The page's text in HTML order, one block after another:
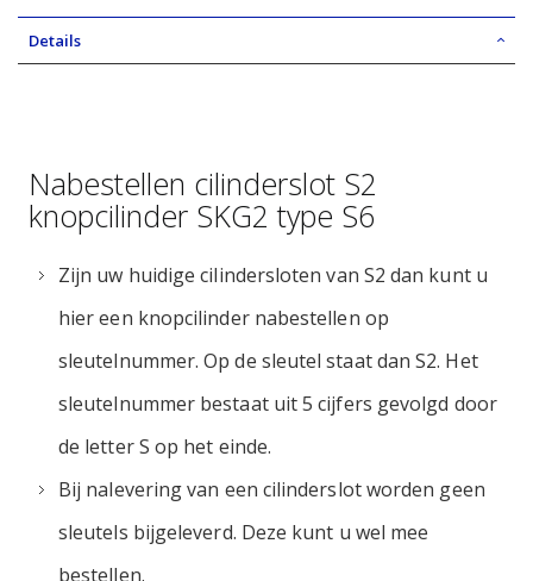
Details
Nabestellen cilinderslot S2
knopcilinder SKG2 type S6
Zijn uw huidige cilindersloten van S2 dan kunt u
hier een knopcilinder nabestellen op
sleutelnummer. Op de sleutel staat dan S2. Het
sleutelnummer bestaat uit 5 cijfers gevolgd door
de letter S op het einde.
Bij nalevering van een cilinderslot worden geen
sleutels bijgeleverd. Deze kunt u wel mee
bestellen.